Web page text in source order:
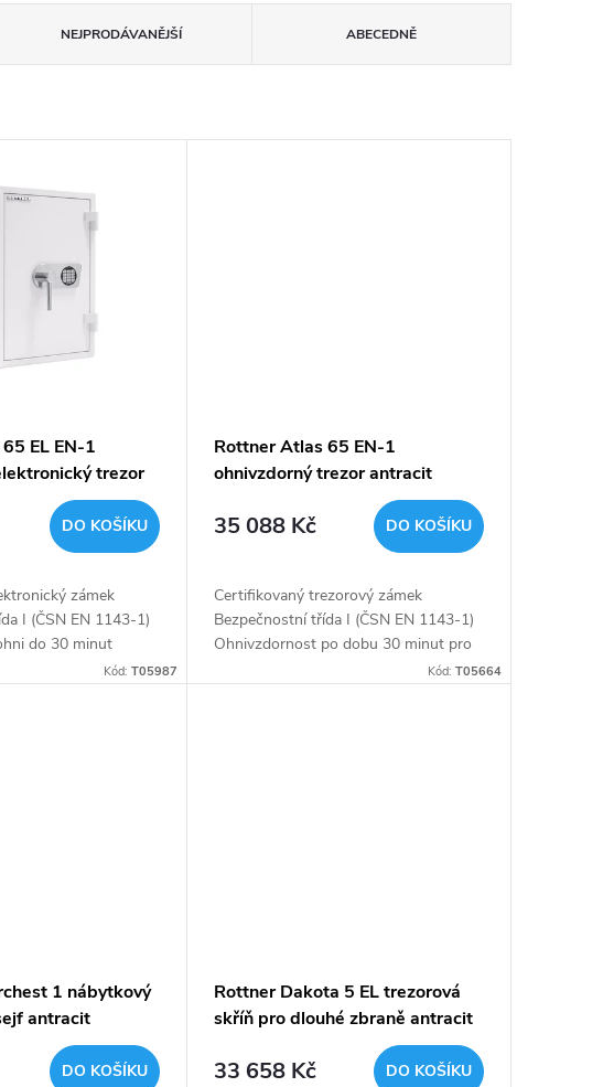
NEJPRODÁVANĚJŠÍ ABECEDNĚ
EL EN-1
trezor
DO KOŠÍKU
zámek
I (ČSN EN 1143-1)
do 30 minut
baterií (není součástí
Kód: T05987
Rottner Atlas 65 EN-1
ohnivzdorný trezor antracit
35 088 Kč DO KOŠÍKU
Certifikovaný trezorový zámek
Bezpečnostní třída I (ČSN EN 1143-1)
Ohnivzdornost po dobu 30 minut pro
Kód: T05664
1 nábytkový
antracit
DO KOŠÍKU
Rottner Dakota 5 EL trezorová
skříň pro dlouhé zbraně antracit
33 658 Kč DO KOŠÍKU